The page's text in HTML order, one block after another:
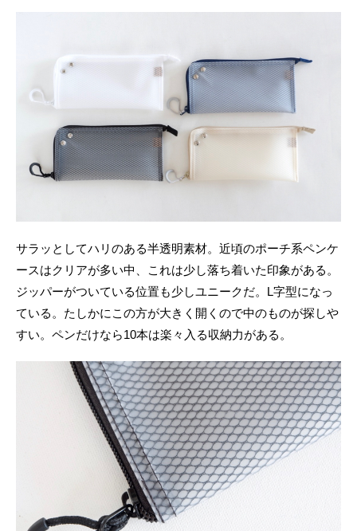
サラッとしてハリのある半透明素材。近頃のポーチ系ペンケ
ースはクリアが多い中、これは少し落ち着いた印象がある。
ジッパーがついている位置も少しユニークだ。L字型になっ
ている。たしかにこの方が大きく開くので中のものが探しや
すい。ペンだけなら10本は楽々入る収納力がある。